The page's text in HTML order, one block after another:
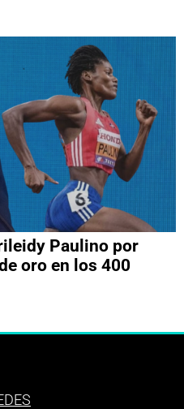
Paulino por
oro en los 400